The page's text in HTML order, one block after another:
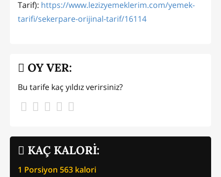
Tarif): https://www.lezizyemeklerim.com/yemek-
tarifi/sekerpare-orijinal-tarif/16114
KAÇ KALORİ:
1 Porsiyon 563 kalori
OY VER:
Bu tarife kaç yıldız verirsiniz?